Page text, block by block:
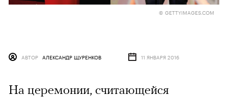
© GETTYIMAGES.COM
АВТОР АЛЕКСАНДР ЩУРЕНКОВ 11 ЯНВАРЯ 2016
На церемонии, считающейся